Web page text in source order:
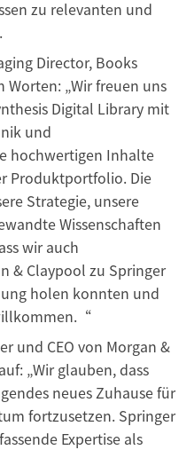
zu relevanten und
Director, Books
„Wir freuen uns
Digital Library mit
und
hochwertigen Inhalte
Produktportfolio. Die
Strategie, unsere
Wissenschaften
wir auch
& Claypool zu Springer
holen konnten und
und CEO von Morgan &
„Wir glauben, dass
neues Zuhause für
fortzusetzen. Springer
Expertise als